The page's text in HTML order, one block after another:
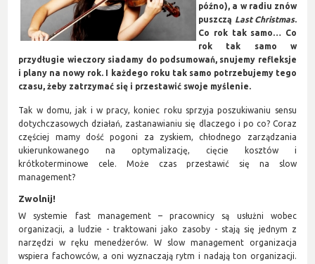
późno), a w radiu znów
puszczą Last Christmas.
Co rok tak samo… Co
rok tak samo w
przydługie wieczory siadamy do podsumowań, snujemy refleksje
i plany na nowy rok. I każdego roku tak samo potrzebujemy tego
czasu, żeby zatrzymać się i przestawić swoje myślenie.
Tak w domu, jak i w pracy, koniec roku sprzyja poszukiwaniu sensu
dotychczasowych działań, zastanawianiu się dlaczego i po co? Coraz
częściej mamy dość pogoni za zyskiem, chłodnego zarządzania
ukierunkowanego na optymalizację, cięcie kosztów i
krótkoterminowe cele. Może czas przestawić się na slow
management?
Zwolnij!
W systemie fast management – pracownicy są usłużni wobec
organizacji, a ludzie - traktowani jako zasoby - stają się jednym z
narzędzi w ręku menedżerów. W slow management organizacja
wspiera fachowców, a oni wyznaczają rytm i nadają ton organizacji.